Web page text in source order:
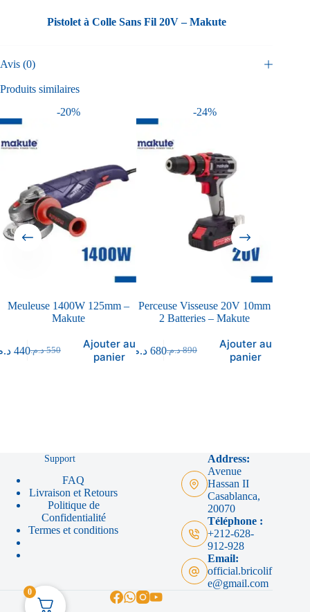
Pistolet à Colle Sans Fil 20V – Makute
Avis (0)
Produits similaires
-20%
Meuleuse 1400W 125mm –
Makute
550 د.م.440
Ajouter au
panier
-24%
Perceuse Visseuse 20V 10mm
2 Batteries – Makute
890 د.م.680 د.م.
Ajouter au
panier
Support
FAQ
Livraison et Retours
Politique de
Confidentialité
Termes et conditions
Address:
Avenue
Hassan II
Casablanca,
20070
Téléphone :
+212-628-
912-928
Email:
official.bricolif
e@gmail.com
0